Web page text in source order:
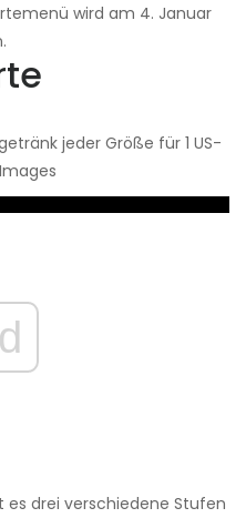
wird am 4. Januar
jeder Größe für 1 US-
es drei verschiedene Stufen